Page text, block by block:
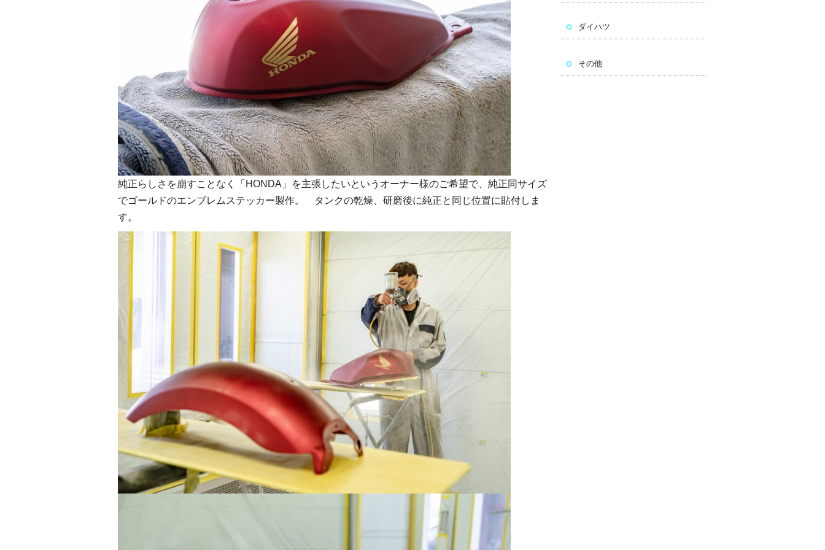
純正らしさを崩すことなく「HONDA」を主張したいというオーナー様のご希望で、純正同サイズ
でゴールドのエンブレムステッカー製作。 タンクの乾燥、研磨後に純正と同じ位置に貼付しま
す。
ダイハツ
その他